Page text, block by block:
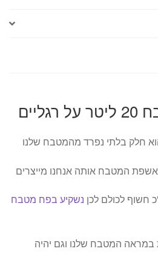
חלק בלתי נפרד מהמטבח שלנו
אשפת המטבח אותה אנחנו מייצרים
חשוף לכולם לכן נשקיע בפח מטבח
המטבח שלנו וגם יהיה